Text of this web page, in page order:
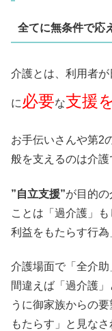
全てに無条件で応
介護とは、利用者
に必要な支援
お手伝いさんや第2
般を支えるのは介護
”自立支援”が目的
ことは「過介護」
利益をもたらす行為
介護場面で「全介
間違えば「過介護
うに御家族からの
もたらす」と見なさ